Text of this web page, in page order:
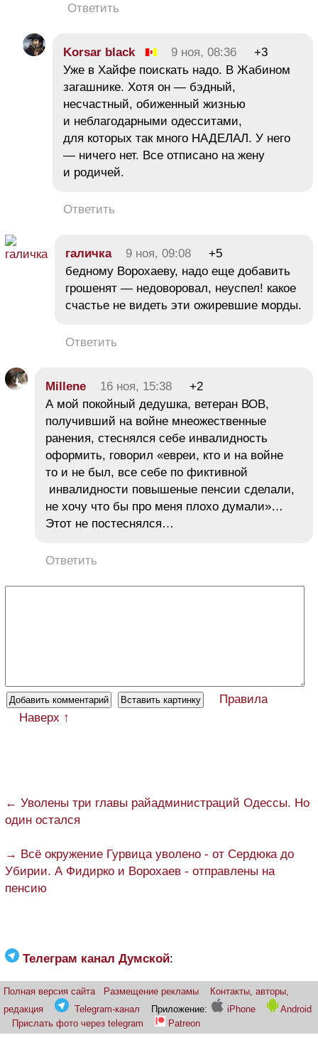
Ответить
Korsar black 9 ноя, 08:36
+3
Уже в Хайфе поискать надо. В Жабином
загашнике. Хотя он — бэдный,
несчастный, обиженный жизнью
и неблагодарными одесситами,
для которых так много НАДЕЛАЛ. У него
— ничего нет. Все отписано на жену
и родичей.
Ответить
галичка 9 ноя, 09:08
+5
бедному Ворохаеву, надо еще добавить
грошенят — недоворовал, неуспел! какое
счастье не видеть эти ожиревшие морды.
Ответить
Millene 16 ноя, 15:38
+2
А мой покойный дедушка, ветеран ВОВ,
получивший на войне мнеожественные
ранения, стеснялся себе инвалидность
оформить, говорил «евреи, кто и на войне
то и не был, все себе по фиктивной
инвалидности повышеные пенсии сделали,
не хочу что бы про меня плохо думали»…
Этот не постеснялся…
Ответить
Правила
Наверх ↑
← Уволены три главы райадминистраций Одессы. Но
один остался
→ Всё окружение Гурвица уволено - от Сердюка до
Убирии. А Фидирко и Ворохаев - отправлены на
пенсию
Телеграм канал Думской:
Полная версия сайта Размещение рекламы
Контакты, авторы,
редакция
Telegram-канал Приложение: iPhone
Android
Прислать фото через telegram
Patreon